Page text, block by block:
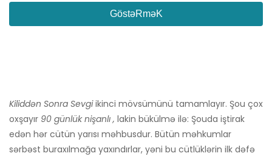
GöstəRməK
Kiliddən Sonra Sevgiikinci mövsümünü tamamlayır. Şou çox
oxşayır 90 günlük nişanlı , lakin bükülmə ilə: Şouda iştirak
edən hər cütün yarısı məhbusdur. Bütün məhkumlar
sərbəst buraxılmağa yaxındırlar, yəni bu cütlüklərin ilk dəfə